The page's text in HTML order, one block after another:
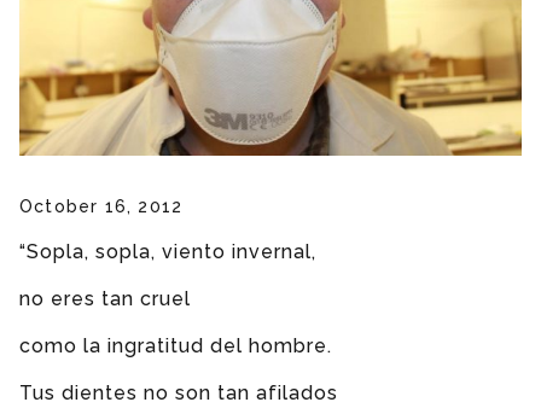
October 16, 2012
“Sopla, sopla, viento invernal,
no eres tan cruel
como la ingratitud del hombre.
Tus dientes no son tan afilados